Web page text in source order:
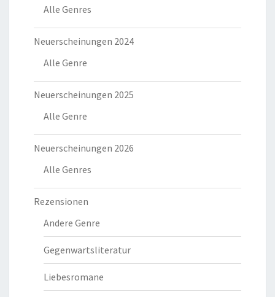
Alle Genres
Neuerscheinungen 2024
Alle Genre
Neuerscheinungen 2025
Alle Genre
Neuerscheinungen 2026
Alle Genres
Rezensionen
Andere Genre
Gegenwartsliteratur
Liebesromane